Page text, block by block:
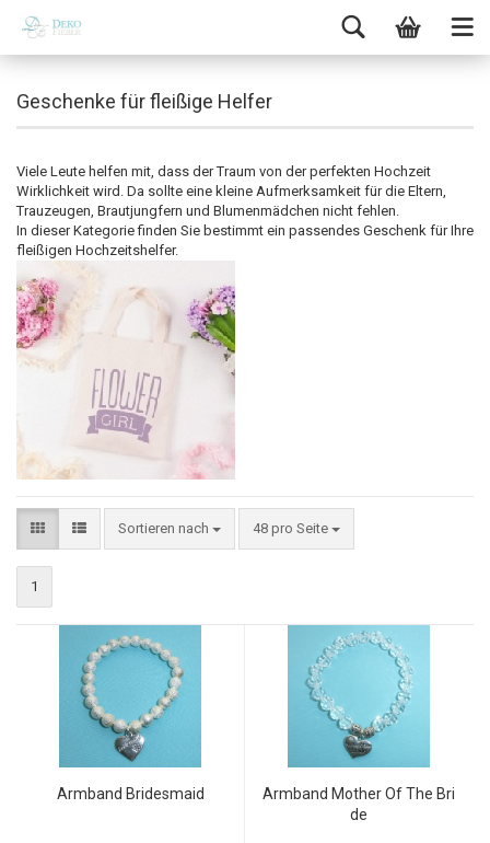
Geschenke für fleißige Helfer
Viele Leute helfen mit, dass der Traum von der perfekten Hochzeit
Wirklichkeit wird. Da sollte eine kleine Aufmerksamkeit für die Eltern,
Trauzeugen, Brautjungfern und Blumenmädchen nicht fehlen.
In dieser Kategorie finden Sie bestimmt ein passendes Geschenk für Ihre
fleißigen Hochzeitshelfer.
Sortieren nach 48 pro Seite
1
Armband Bridesmaid
Armband Mother Of The Bri
de